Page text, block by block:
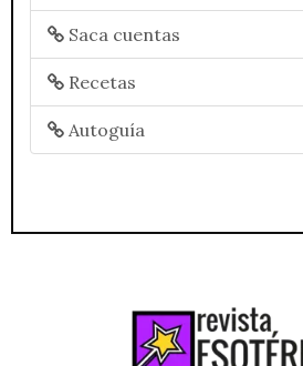
Saca cuentas
Recetas
Autoguía